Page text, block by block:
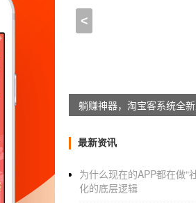
2022-12-16 14:30:00
app开发价格表
1.直接申请小程序模板，
2.购买源码小程序，通过
<
躺赚神器，淘宝客系统全
最新资讯
为什么现在的APP都在做“
化的底层逻辑